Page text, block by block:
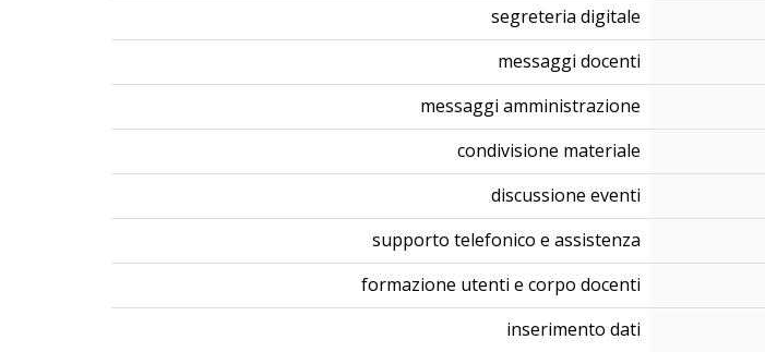
segreteria digitale
messaggi docenti
messaggi amministrazione
condivisione materiale
discussione eventi
supporto telefonico e assistenza
formazione utenti e corpo docenti
inserimento dati